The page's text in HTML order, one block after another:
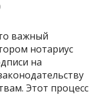
важный
нотариус
на
Этот процесс